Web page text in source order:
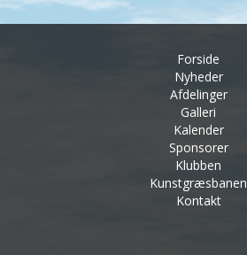
Forside
Nyheder
Afdelinger
Galleri
Kalender
Sponsorer
Klubben
Kunstgræsbanen
Kontakt